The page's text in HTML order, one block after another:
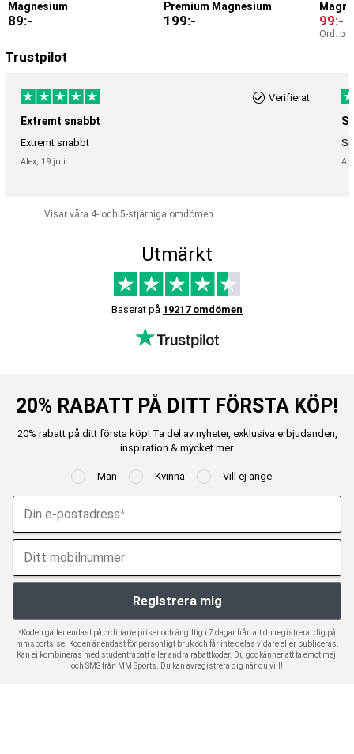
Magnesium
89:-
Premium Magnesium
199:- 99:-
Ord.
Trustpilot
Verifierat
Extremt snabbt
Extremt snabbt
Alex, 19 juli
Visar våra 4- och 5-stjärniga omdömen
Utmärkt
Baserat på 19217 omdömen
20% RABATT PÅ DITT FÖRSTA KÖP!
20% rabatt på ditt första köp! Ta del av nyheter, exklusiva erbjudanden,
inspiration & mycket mer.
Man Kvinna Vill ej ange
*Koden gäller endast på ordinarie priser och är giltig i 7 dagar från att du registrerat dig på
mmsports.se. Koden är endast för personligt bruk och får inte delas vidare eller publiceras.
Kan ej kombineras med studentrabatt eller andra rabattkoder. Du godkänner att ta emot mejl
och SMS från MM Sports. Du kan avregistrera dig när du vill!